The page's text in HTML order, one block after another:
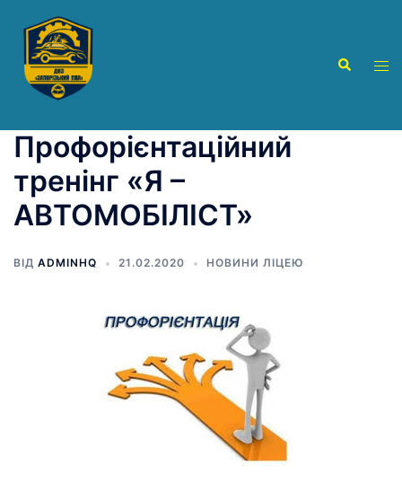
вмісту
Пошук
Профорієнтаційний
тренінг «Я –
АВТОМОБІЛІСТ»
ВІД ADMINHQ 21.02.2020 НОВИНИ ЛІЦЕЮ